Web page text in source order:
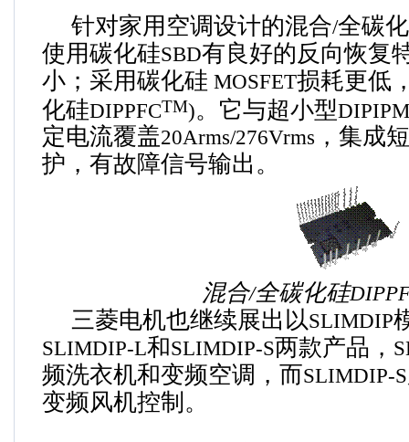
针对家用空调设计的混合/全碳
使用碳化硅SBD有良好的反向恢复
小；采用碳化硅 MOSFET损耗更低
化硅DIPPFCTM)。它与超小型DIPIPM
定电流覆盖20Arms/276Vrms ，集成
护，有故障信号输出。
混合/全碳化硅
三菱电机也继续展出以SLIMDIP
SLIMDIP-L和SLIMDIP-S两款产品，
频洗衣机和变频空调，而SLIMDIP-S
变频风机控制。